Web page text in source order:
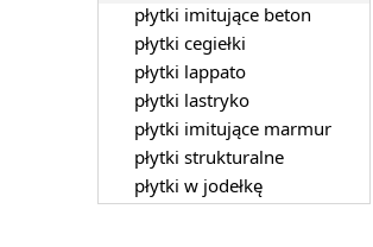
płytki imitujące beton
płytki cegiełki
płytki lappato
płytki lastryko
płytki imitujące marmur
płytki strukturalne
płytki w jodełkę